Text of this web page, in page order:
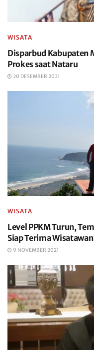
WISATA
Disparbud Kabupaten
Prokes saat Nataru
20 DESEMBER 2021
WISATA
Level PPKM Turun,
Siap Terima Wisatawan
9 NOVEMBER 2021